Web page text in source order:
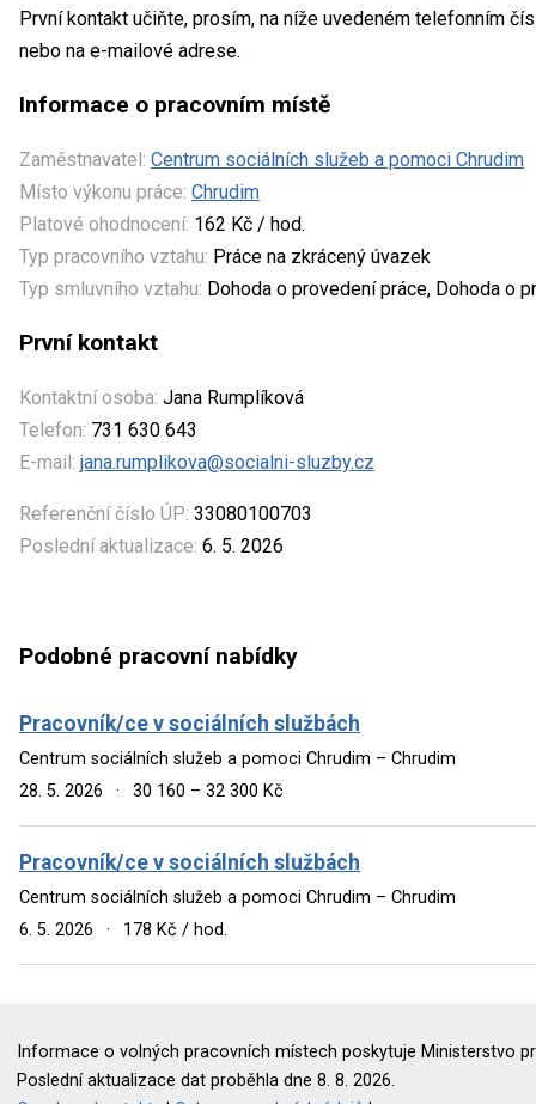
První kontakt učiňte, prosím, na níže uvedeném telefonním
nebo na e-mailové adrese.
Informace o pracovním místě
Zaměstnavatel: Centrum sociálních služeb a pomoci Chrudim
Místo výkonu práce: Chrudim
Platové ohodnocení: 162 Kč / hod.
Typ pracovního vztahu: Práce na zkrácený úvazek
Typ smluvního vztahu: Dohoda o provedení práce, Dohoda o
První kontakt
Kontaktní osoba: Jana Rumplíková
Telefon: 731 630 643
E-mail: jana.rumplikova@socialni-sluzby.cz
Referenční číslo ÚP: 33080100703
Poslední aktualizace: 6. 5. 2026
Podobné pracovní nabídky
Pracovník/ce v sociálních službách
Centrum sociálních služeb a pomoci Chrudim – Chrudim
28. 5. 2026
· 30 160 – 32 300 Kč
Pracovník/ce v sociálních službách
Centrum sociálních služeb a pomoci Chrudim – Chrudim
6. 5. 2026
· 178 Kč / hod.
Informace o volných pracovních místech poskytuje Ministerstvo
Poslední aktualizace dat proběhla dne 8. 8. 2026.